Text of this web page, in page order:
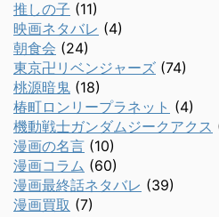
推しの子 (11)
映画ネタバレ (4)
朝食会 (24)
東京卍リベンジャーズ (74)
桃源暗鬼 (18)
椿町ロンリープラネット (4)
機動戦士ガンダムジークアクス
漫画の名言 (10)
漫画コラム (60)
漫画最終話ネタバレ (39)
漫画買取 (7)